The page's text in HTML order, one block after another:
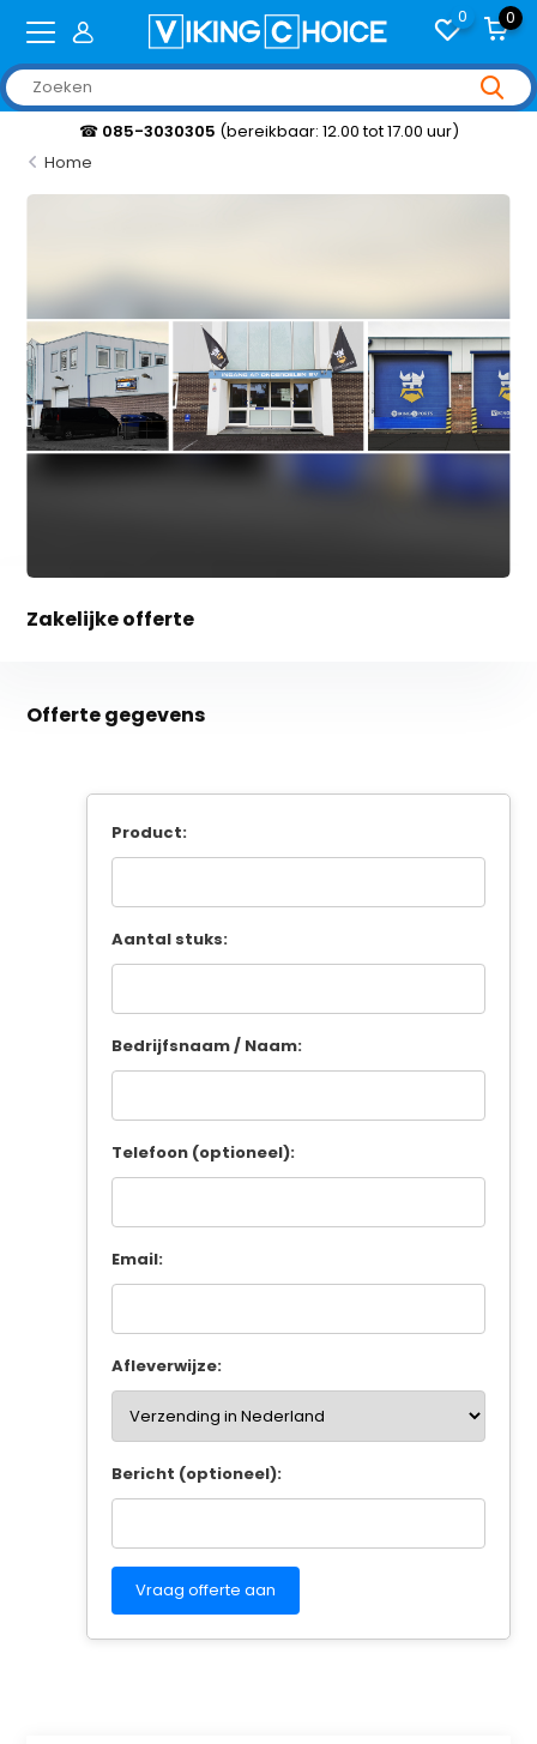
0 0
☎ 085-3030305 (bereikbaar: 12.00 tot 17.00 uur)
Home
Zakelijke offerte
Offerte gegevens
Product:
Aantal stuks:
Bedrijfsnaam / Naam:
Telefoon (optioneel):
Email:
Afleverwijze:
Bericht (optioneel):